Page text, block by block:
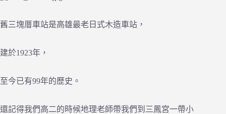
舊三塊厝車站是高雄最老日式木造車站，
建於1923年，
至今已有99年的歷史。
還記得我們高二的時候地理老師帶我們到三鳳宮一帶小